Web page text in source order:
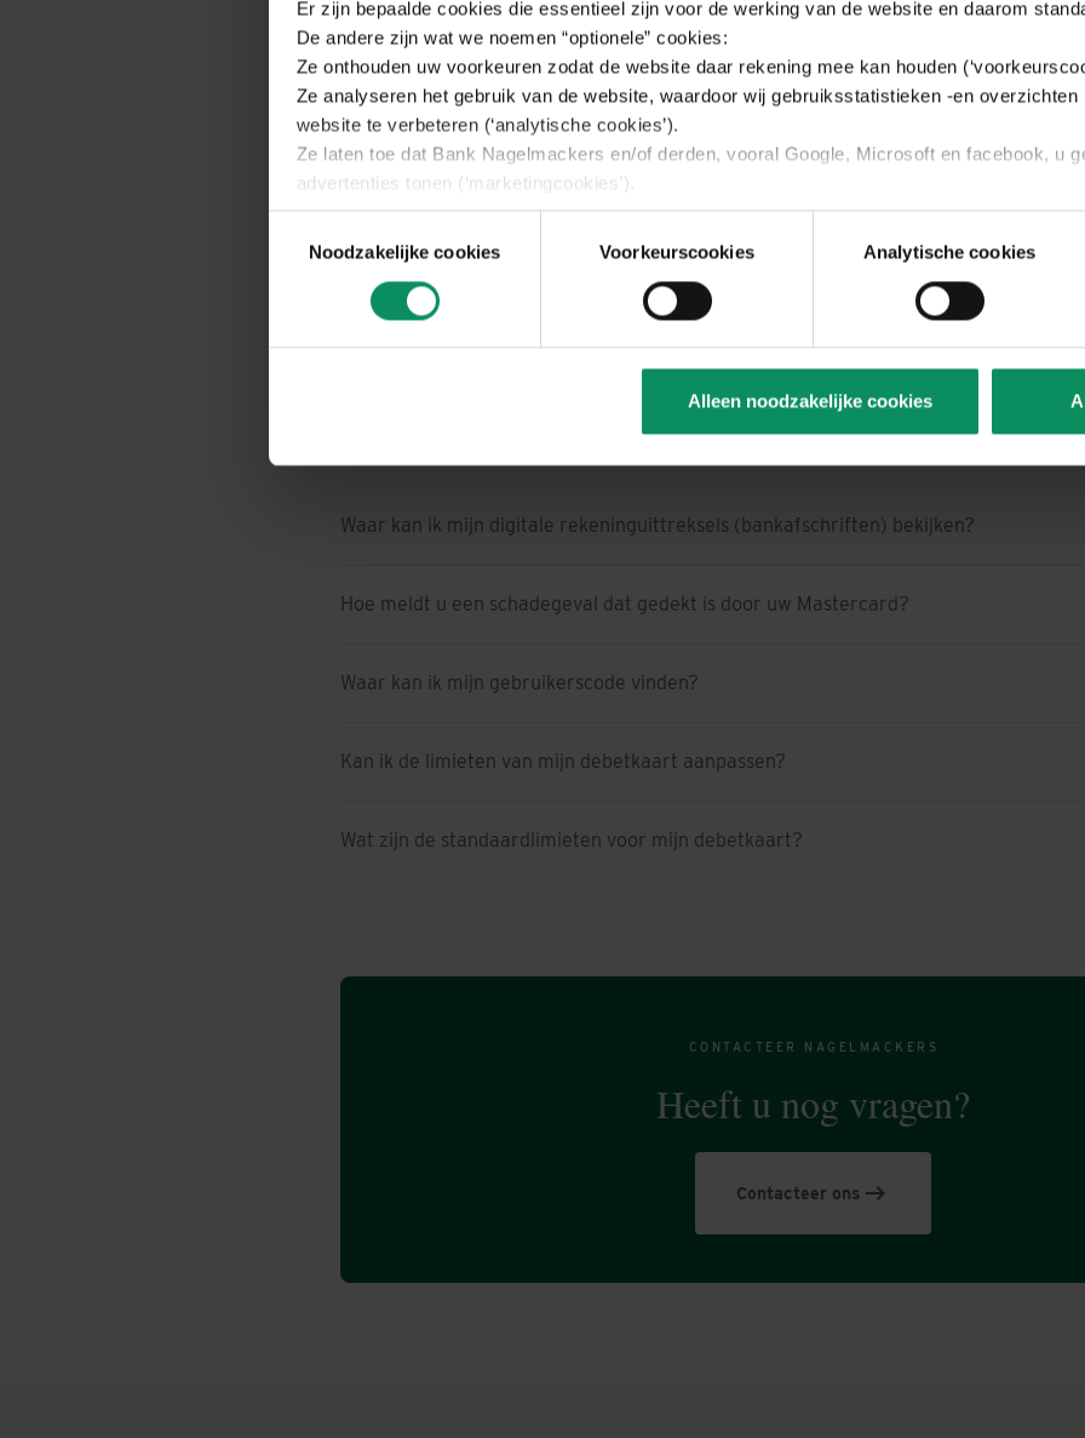
Er zijn bepaalde cookies die essentieel zijn voor de werking van de website en daarom
De andere zijn wat we noemen “optionele” cookies:
Ze onthouden uw voorkeuren zodat de website daar rekening mee kan houden
Ze analyseren het gebruik van de website, waardoor wij gebruiksstatistieken -en overzichten
website te verbeteren (‘analytische cookies’).
Ze laten toe dat Bank Nagelmackers en/of derden, vooral Google, Microsoft en facebook, u
advertenties tonen (‘marketingcookies’).
Wij vragen u hierna toestemming voor het gebruik van deze drie soorten cookies.
U kan instemmen met alle cookies, maar u kan ook, via het tabblad “details” voor elk van
U kan uw toestemming op elk moment wijzigen of intrekken door dit toestemmingsvenster
Noodzakelijke cookies
Voorkeurscookies Analytische cookies
Alleen noodzakelijke cookies
Inbegrepen in het forfait van de Nagelmackers Zichtrekening.
Meer info
Hebt u nog vragen over kredietkaarten?
Lees onze antwoorden opveelgestelde vragen
Hij helpt u graag verder.
Top 5 meest populaire antwoorden
Waar kan ik mijn digitale rekeninguittreksels (bankafschriften) bekijken?
Hoe meldt u een schadegeval dat gedekt is door uw Mastercard?
Waar kan ik mijn gebruikerscode vinden?
Kan ik de limieten van mijn debetkaart aanpassen?
Wat zijn de standaardlimieten voor mijn debetkaart?
CONTACTEER NAGELMACKERS
Heeft u nog vragen?
Contacteer ons